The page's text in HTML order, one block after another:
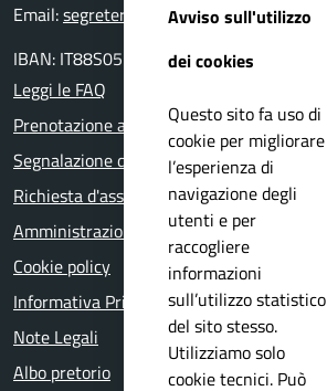
Email:segreteria@comune.barghe.bs.it
IBAN: IT88S0511655160000000004000
Leggi le FAQ
Prenotazione appuntamento
Segnalazione disservizio
Richiesta d'assistenza
Amministrazione trasparente
Cookie policy
Informativa Privacy
Note Legali
Albo pretorio
Avviso sull'utilizzo
dei cookies
Questo sito fa uso di
cookie per migliorare
l’esperienza di
navigazione degli
utenti e per
raccogliere
informazioni
sull’utilizzo statistico
del sito stesso.
Utilizziamo solo
cookie tecnici. Può